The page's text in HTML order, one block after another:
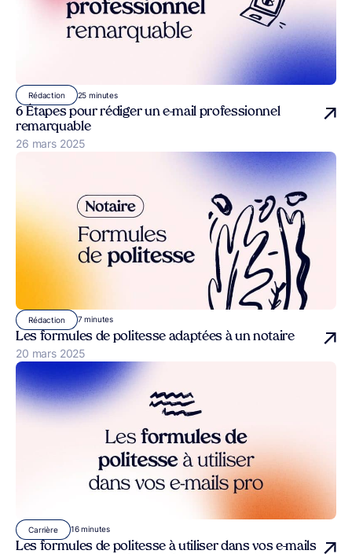
Rédaction 25 minutes
6 Étapes pour rédiger un e-mail professionnel
remarquable
Publié le
26 mars 2025
Rédaction 7 minutes
Les formules de politesse adaptées à un notaire
Publié le
20 mars 2025
Carrière 16 minutes
Les formules de politesse à utiliser dans vos e-mails